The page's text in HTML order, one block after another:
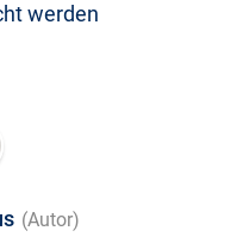
werden
(Autor)